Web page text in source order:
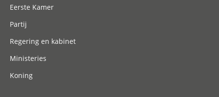
Eerste Kamer
Partij
Regering en kabinet
Ministeries
Koning